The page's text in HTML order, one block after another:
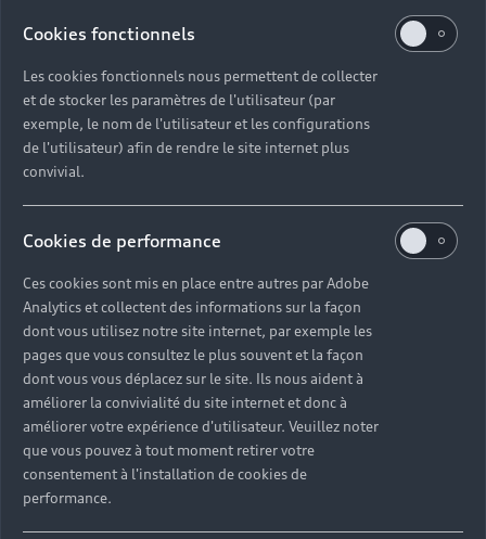
Découvrez toutes les catégories d’Audi d’occasion
Découvrez les déclinaisons sportives S et RS
Trouvez votre Partenaire Audi près de chez vous
Trouvez votre Audi d’occasion par modèle et par
ville
Cookies fonctionnels
Les cookies fonctionnels nous permettent de collecter
et de stocker les paramètres de l'utilisateur (par
exemple, le nom de l'utilisateur et les configurations
de l'utilisateur) afin de rendre le site internet plus
convivial.
Cookies de performance
Ces cookies sont mis en place entre autres par Adobe
Analytics et collectent des informations sur la façon
dont vous utilisez notre site internet, par exemple les
pages que vous consultez le plus souvent et la façon
dont vous vous déplacez sur le site. Ils nous aident à
améliorer la convivialité du site internet et donc à
améliorer votre expérience d'utilisateur. Veuillez noter
que vous pouvez à tout moment retirer votre
consentement à l'installation de cookies de
performance.